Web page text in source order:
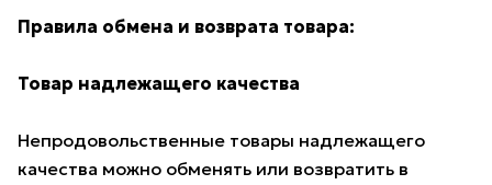
Правила обмена и возврата товара:
Товар надлежащего качества
Непродовольственные товары надлежащего
качества можно обменять или возвратить в